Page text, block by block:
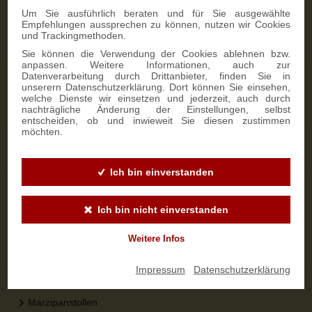
Um Sie ausführlich beraten und für Sie ausgewählte
Empfehlungen aussprechen zu können, nutzen wir Cookies
und Trackingmethoden.
Sie können die Verwendung der Cookies ablehnen bzw.
anpassen. Weitere Informationen, auch zur
Datenverarbeitung durch Drittanbieter, finden Sie in
unserern Datenschutzerklärung. Dort können Sie einsehen,
welche Dienste wir einsetzen und jederzeit, auch durch
nachträgliche Änderung der Einstellungen, selbst
entscheiden, ob und inwieweit Sie diesen zustimmen
möchten.
Ich bin einverstanden
Ich bin nicht einverstanden
Weitere Infos
Impressum Datenschutzerklärung
NEWSLETTER-ANMELDUNG
SIGN UP
Versandinformationen
Zahlungsarten
Widerrufsbelehrung
Marzipanstollen